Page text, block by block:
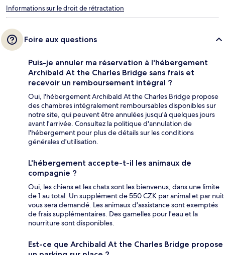
Informations sur le droit de rétractation
Foire aux questions
Puis-je annuler ma réservation à l'hébergement
Archibald At the Charles Bridge sans frais et
recevoir un remboursement intégral ?
Oui, l'hébergement Archibald At the Charles Bridge propose
des chambres intégralement remboursables disponibles sur
notre site, qui peuvent être annulées jusqu'à quelques jours
avant l'arrivée. Consultez la politique d'annulation de
l'hébergement pour plus de détails sur les conditions
générales d'utilisation.
L'hébergement accepte-t-il les animaux de
compagnie ?
Oui, les chiens et les chats sont les bienvenus, dans une limite
de 1 au total. Un supplément de 550 CZK par animal et par nuit
vous sera demandé. Les animaux d'assistance sont exemptés
de frais supplémentaires. Des gamelles pour l'eau et la
nourriture sont disponibles.
Est-ce que Archibald At the Charles Bridge propose